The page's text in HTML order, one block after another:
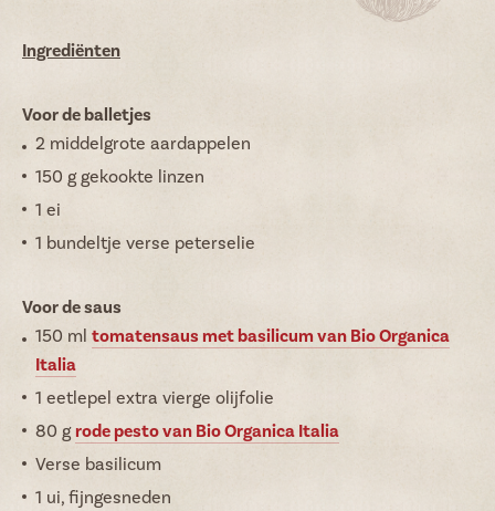
Ingrediënten
Voor de balletjes
2 middelgrote aardappelen
150 g gekookte linzen
1 ei
1 bundeltje verse peterselie
Voor de saus
150 ml tomatensaus met basilicum van Bio Organica
Italia
1 eetlepel extra vierge olijfolie
80 grode pesto van Bio Organica Italia
Verse basilicum
1 ui, fijngesneden